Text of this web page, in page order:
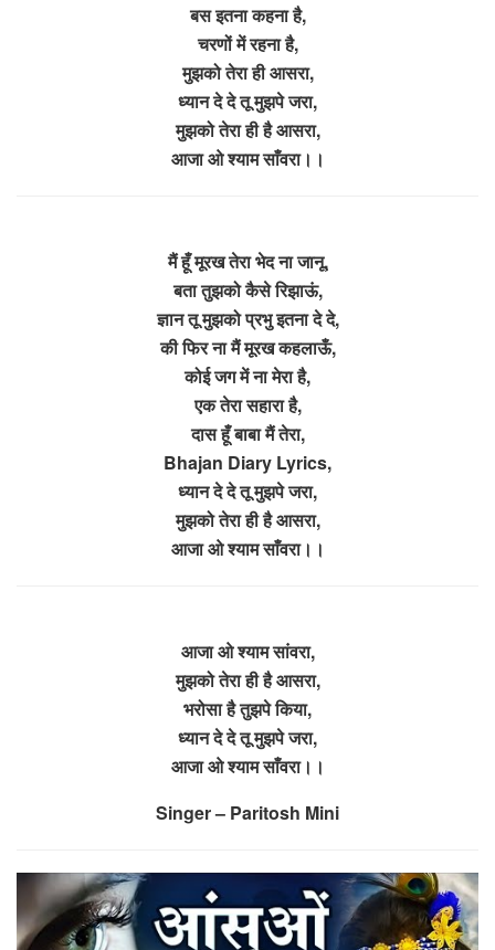
बस इतना कहना है,
चरणों में रहना है,
मुझको तेरा ही आसरा,
ध्यान दे दे तू मुझपे जरा,
मुझको तेरा ही है आसरा,
आजा ओ श्याम साँवरा।।
मैं हूँ मूरख तेरा भेद ना जानू,
बता तुझको कैसे रिझाऊं,
ज्ञान तू मुझको प्रभु इतना दे दे,
की फिर ना मैं मूरख कहलाऊँ,
कोई जग में ना मेरा है,
एक तेरा सहारा है,
दास हूँ बाबा मैं तेरा,
Bhajan Diary Lyrics,
ध्यान दे दे तू मुझपे जरा,
मुझको तेरा ही है आसरा,
आजा ओ श्याम साँवरा।।
आजा ओ श्याम सांवरा,
मुझको तेरा ही है आसरा,
भरोसा है तुझपे किया,
ध्यान दे दे तू मुझपे जरा,
आजा ओ श्याम साँवरा।।
Singer – Paritosh Mini